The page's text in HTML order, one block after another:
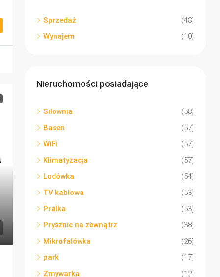
Sprzedaż
(48)
Wynajem
(10)
Nieruchomości posiadające
Siłownia
(58)
Basen
(57)
WiFi
(57)
Klimatyzacja
(57)
Lodówka
(54)
TV kablowa
(53)
Pralka
(53)
Prysznic na zewnątrz
(38)
Mikrofalówka
(26)
park
(17)
Zmywarka
(12)